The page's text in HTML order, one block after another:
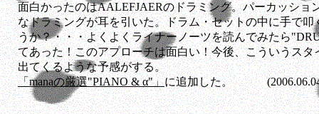
面白かったのはAALEFJAERのドラミング。パーカッショ
なドラミングが耳を引いた。ドラム・セットの中に手で
うか？・・・よくよくライナーノーツを読んでみたら
てあった！このアプローチは面白い！今後、こういうス
出てくるような予感がする。
「manaの厳選"PIANO & α"」に追加した。